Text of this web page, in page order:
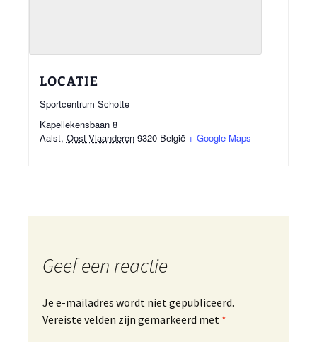
LOCATIE
Sportcentrum Schotte
Kapellekensbaan 8
Aalst, Oost-Vlaanderen 9320 België + Google Maps
Geef een reactie
Je e-mailadres wordt niet gepubliceerd.
Vereiste velden zijn gemarkeerd met *